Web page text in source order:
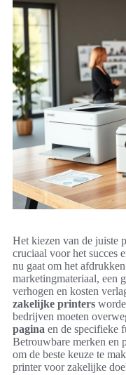
Het kiezen van de juiste
cruciaal voor het succes
nu gaat om het
marketingmateriaal, een
verhogen en kosten
zakelijke printers
bedrijven moeten
pagina en de specifieke
Betrouwbare merken en
om de beste keuze te
printer voor zakelijke